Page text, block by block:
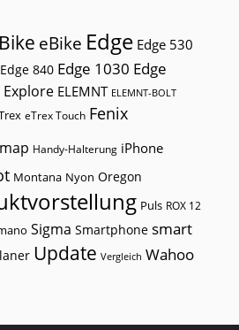
eBike Edge Edge 530
Edge 840 Edge 1030 Edge
Explore ELEMNT ELEMNT-BOLT
eTrex Touch Fenix
Handy-Halterung iPhone
Montana Nyon Oregon
Puls ROX 12
Sigma Smartphone smart
Update Vergleich Wahoo